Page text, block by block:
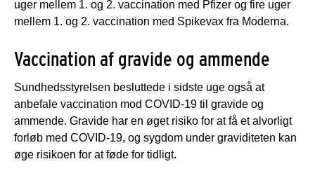
uger mellem 1. og 2. vaccination med Pfizer og fire uger
mellem 1. og 2. vaccination med Spikevax fra Moderna.
Vaccination af gravide og ammende
Sundhedsstyrelsen besluttede i sidste uge også at
anbefale vaccination mod COVID-19 til gravide og
ammende. Gravide har en øget risiko for at få et alvorligt
forløb med COVID-19, og sygdom under graviditeten kan
øge risikoen for at føde for tidligt.